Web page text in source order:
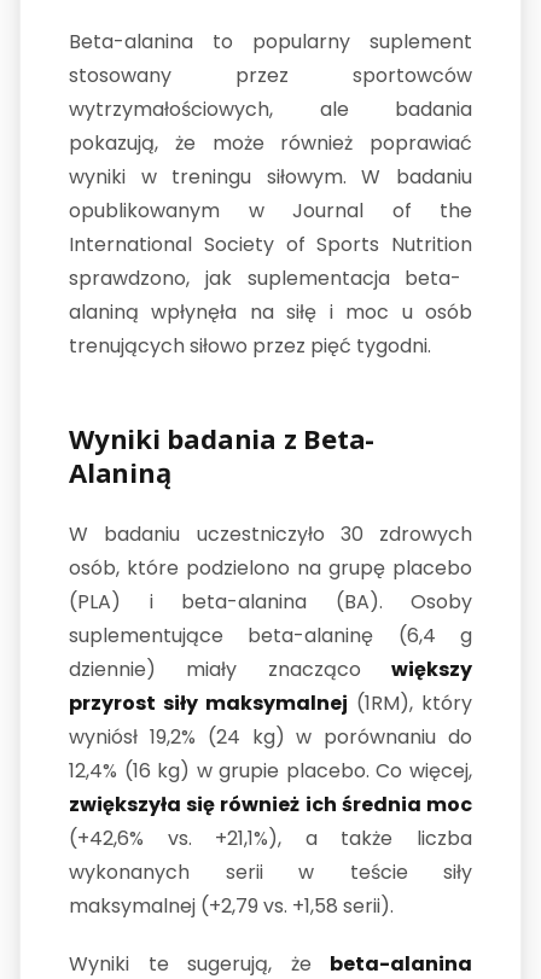
Beta-alanina to popularny suplement
stosowany przez sportowców
wytrzymałościowych, ale badania
pokazują, że może również poprawiać
wyniki w treningu siłowym. W badaniu
opublikowanym w Journal of the
International Society of Sports Nutrition
sprawdzono, jak suplementacja beta-
alaniną wpłynęła na siłę i moc u osób
trenujących siłowo przez pięć tygodni.
Wyniki badania z Beta-
Alaniną
W badaniu uczestniczyło 30 zdrowych
osób, które podzielono na grupę placebo
(PLA) i beta-alanina (BA). Osoby
suplementujące beta-alaninę (6,4 g
dziennie) miały znacząco większy
przyrost siły maksymalnej (1RM), który
wyniósł 19,2% (24 kg) w porównaniu do
12,4% (16 kg) w grupie placebo. Co więcej,
zwiększyła się również ich średnia moc
(+42,6% vs. +21,1%), a także liczba
wykonanych serii w teście siły
maksymalnej (+2,79 vs. +1,58 serii).
Wyniki te sugerują, że beta-alanina